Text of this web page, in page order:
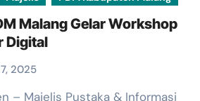
Malang Gelar Workshop
Digital
2025